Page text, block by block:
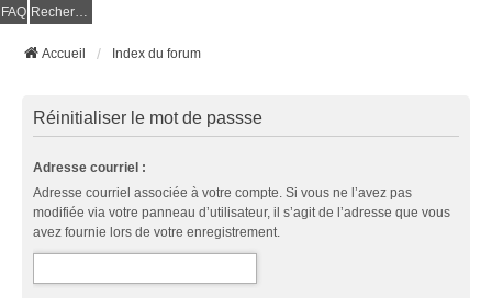
FAQ Rechercher
Accueil Index du forum
Réinitialiser le mot de passse
Adresse courriel :
Adresse courriel associée à votre compte. Si vous ne l’avez pas
modifiée via votre panneau d’utilisateur, il s’agit de l’adresse que vous
avez fournie lors de votre enregistrement.